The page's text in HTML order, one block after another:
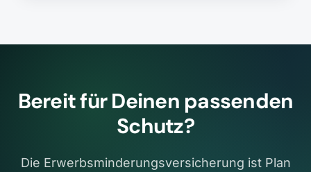
Bereit für Deinen passenden
Schutz?
Die Erwerbsminderungsversicherung ist Plan